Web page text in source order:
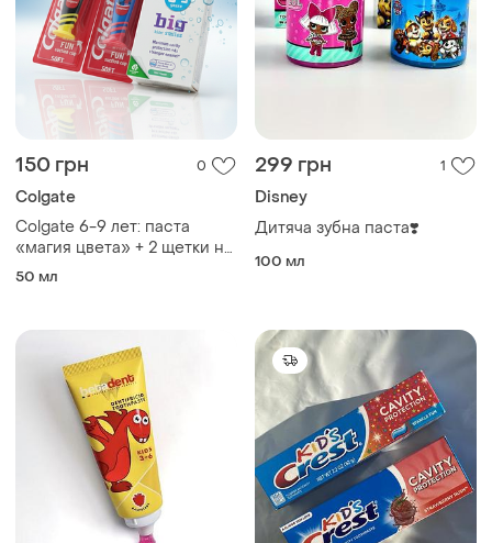
150 грн 0
Colgate
Colgate 6-9 лет: паста
«магия цвета» + 2 щетки на
присосках
50 мл
299 грн 1
Disney
Дитяча зубна паста❣️
100 мл